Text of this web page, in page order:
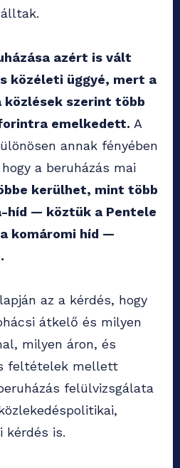
azért is vált
közéleti üggyé, mert a
szerint több
emelkedett. A
annak fényében
a beruházás mai
kerülhet, mint több
híd — köztük a Pentele
komáromi híd —
az a kérdés, hogy
átkelő és milyen
milyen áron, és
feltételek mellett
felülvizsgálata
kérdés is.